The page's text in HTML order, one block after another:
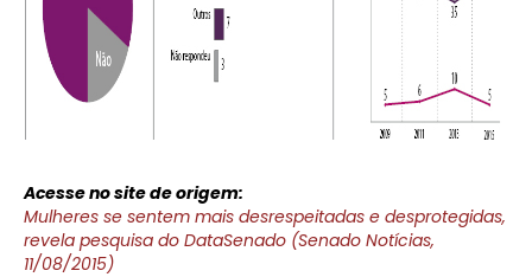
Acesse no site de origem:
Mulheres se sentem mais desrespeitadas e desprotegidas,
revela pesquisa do DataSenado (Senado Notícias,
11/08/2015)